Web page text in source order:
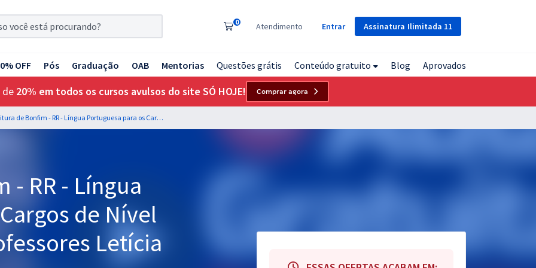
Assinatura Ilimitada 11
0 Atendimento Entrar
OFF Pós Graduação OAB Mentorias Questões grátis Conteúdo gratuito Blog Aprovados
de 20% em todos os cursos avulsos do site SÓ HOJE! Comprar agora
Prefeitura de Bonfim - RR - Língua Portuguesa para os Cargos de Nível Superior com os Professores Letícia Bastos e Wagner Sousa
- RR - Língua
de Nível
Letícia